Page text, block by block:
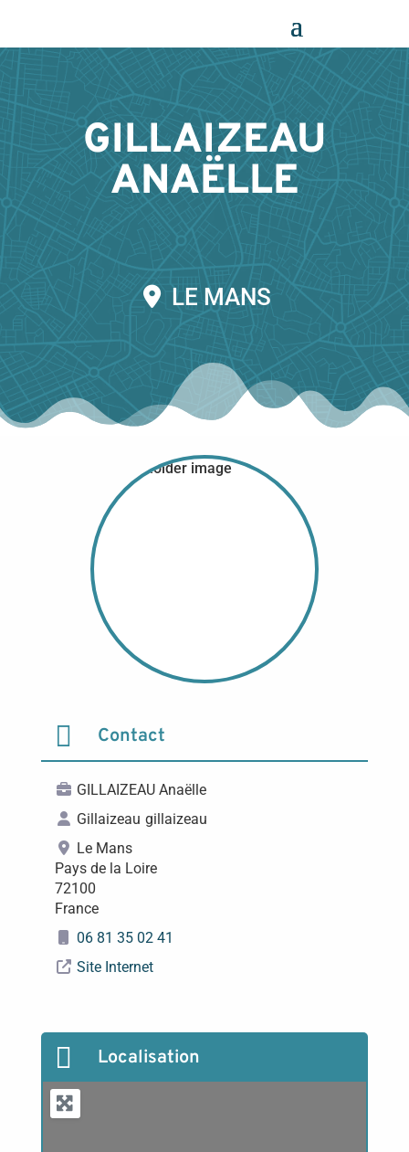
GILLAIZEAU
ANAËLLE
LE MANS
 Contact
GILLAIZEAU Anaëlle
Gillaizeau gillaizeau
Le Mans
Pays de la Loire
72100
France
06 81 35 02 41
Site Internet
 Localisation